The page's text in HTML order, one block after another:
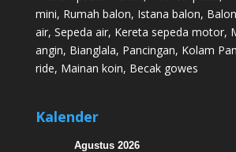
mini, Rumah balon, Istana balon,
air, Sepeda air, Kereta sepeda motor,
angin, Bianglala, Pancingan, Kolam
ride, Mainan koin, Becak gowes
Kalender
Agustus 2026